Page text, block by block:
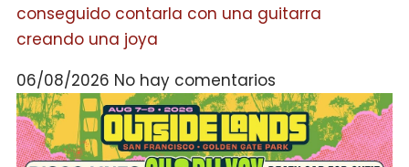
conseguido contarla con una guitarra
creando una joya
06/08/2026 No hay comentarios